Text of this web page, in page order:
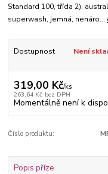
Standard 100, třída 2),
superwash, jemná, nenáro...
Dostupnost Není
319,00 Kč/ks
263,64 Kč bez DPH
Momentálně není k
Číslo produktu:
Popis příze